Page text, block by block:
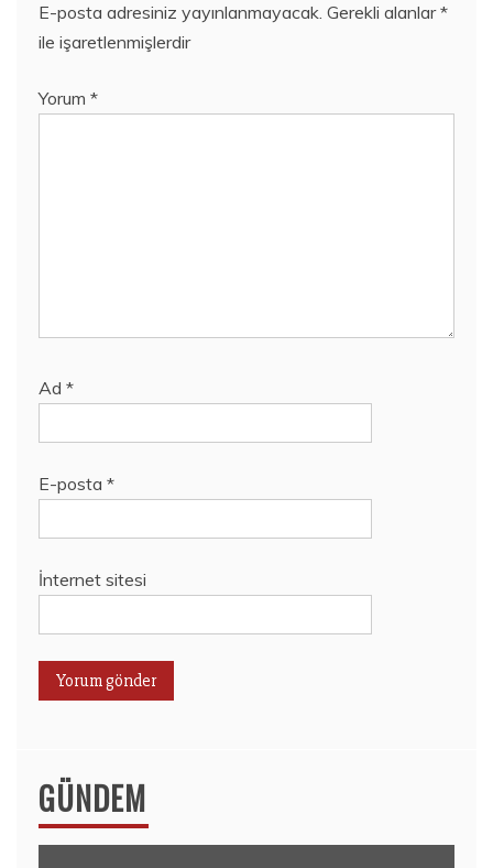
E-posta adresiniz yayınlanmayacak. Gerekli alanlar*
ile işaretlenmişlerdir
Yorum *
Ad *
E-posta *
İnternet sitesi
GÜNDEM